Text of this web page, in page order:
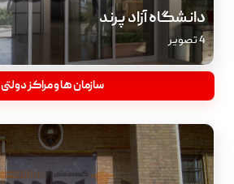
دانشگاه آزاد پرند
4 تصویر
سازمان ها و مراکز دولتی